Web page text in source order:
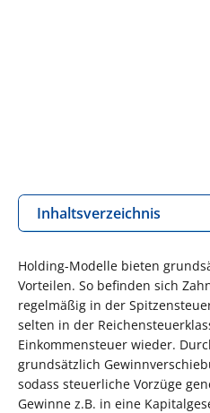
Inhaltsverzeichnis
Holding-Modelle bieten
Vorteilen. So befinden sich
regelmäßig in der
selten in der
Einkommensteuer wieder.
grundsätzlich
sodass steuerliche Vorzüge
Gewinne z.B. in eine